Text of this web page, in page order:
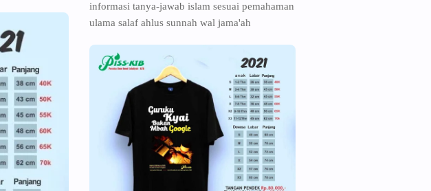
informasi tanya-jawab islam sesuai pemahaman
ulama salaf ahlus sunnah wal jama'ah